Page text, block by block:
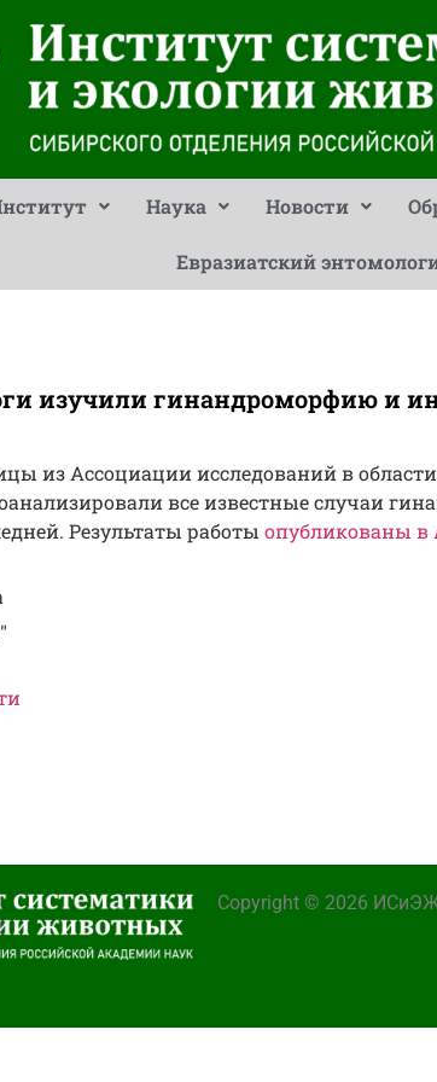
Наука Новости
Евразиатский
изучили гинандроморфию и
из Ассоциации исследований в
все известные случаи
Результаты работы опубликованы в
Copyright © 2026